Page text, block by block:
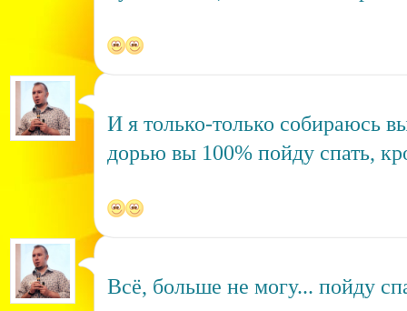
И я только-только собираюсь
дорью вы 100% пойду спать,
Всё, больше не могу... пойду